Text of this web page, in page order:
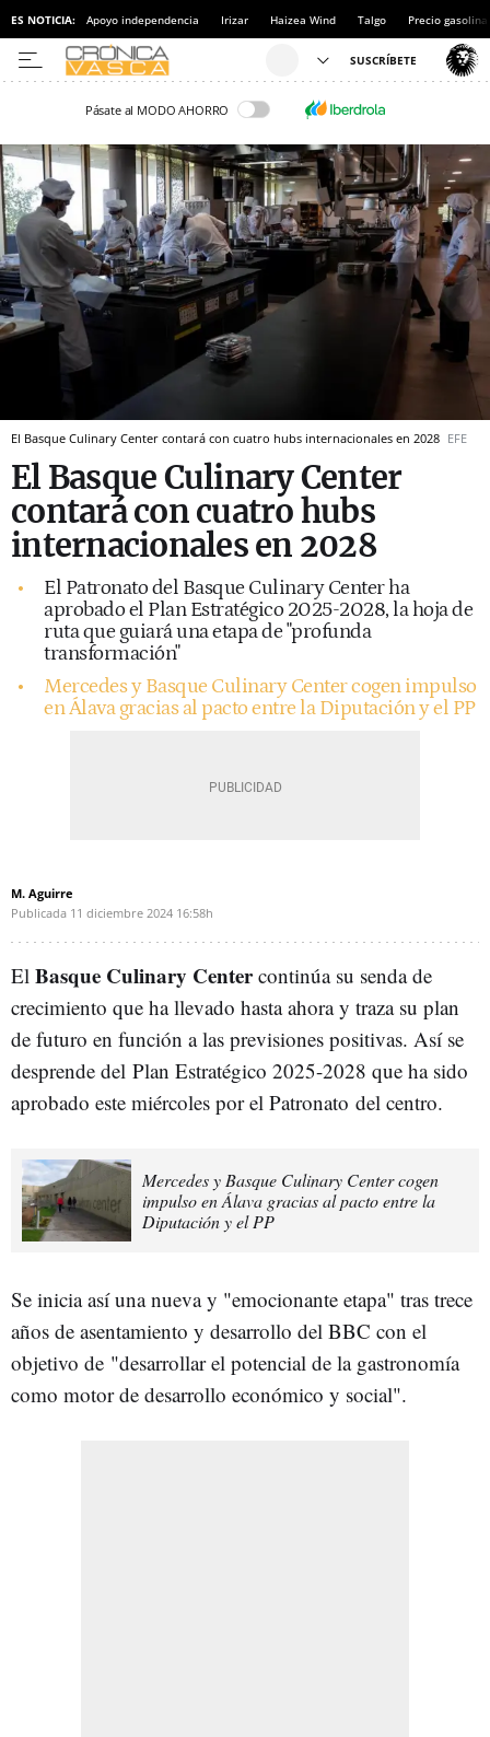
ES NOTICIA: Apoyo independencia Irizar Haizea Wind Talgo Precio gasolina
Pásate al MODO AHORRO
El Basque Culinary Center contará con cuatro hubs internacionales en 2028 EFE
El Basque Culinary Center
contará con cuatro hubs
internacionales en 2028
El Patronato del Basque Culinary Center ha
aprobado el Plan Estratégico 2025-2028, la hoja de
ruta que guiará una etapa de "profunda
transformación"
Mercedes y Basque Culinary Center cogen impulso
en Álava gracias al pacto entre la Diputación y el PP
M. Aguirre
Publicada 11 diciembre 2024 16:58h
El Basque Culinary Centercontinúa su senda de
crecimiento que ha llevado hasta ahora y traza su plan
de futuro en función a las previsiones positivas. Así se
desprende del Plan Estratégico 2025-2028 que ha sido
aprobado este miércoles por el Patronato del centro.
Mercedes y Basque Culinary Center cogen
impulso en Álava gracias al pacto entre la
Diputación y el PP
Se inicia así una nueva y "emocionante etapa" tras trece
años de asentamiento y desarrollo del BBC con el
objetivo de "desarrollar el potencial de la gastronomía
como motor de desarrollo económico y social".